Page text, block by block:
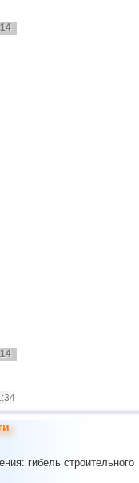
14
14
гибель строительного